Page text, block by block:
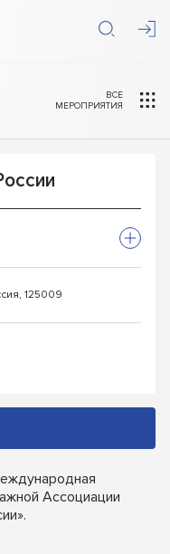
ВСЕ
МЕРОПРИЯТИЯ
125009
Ассоциации